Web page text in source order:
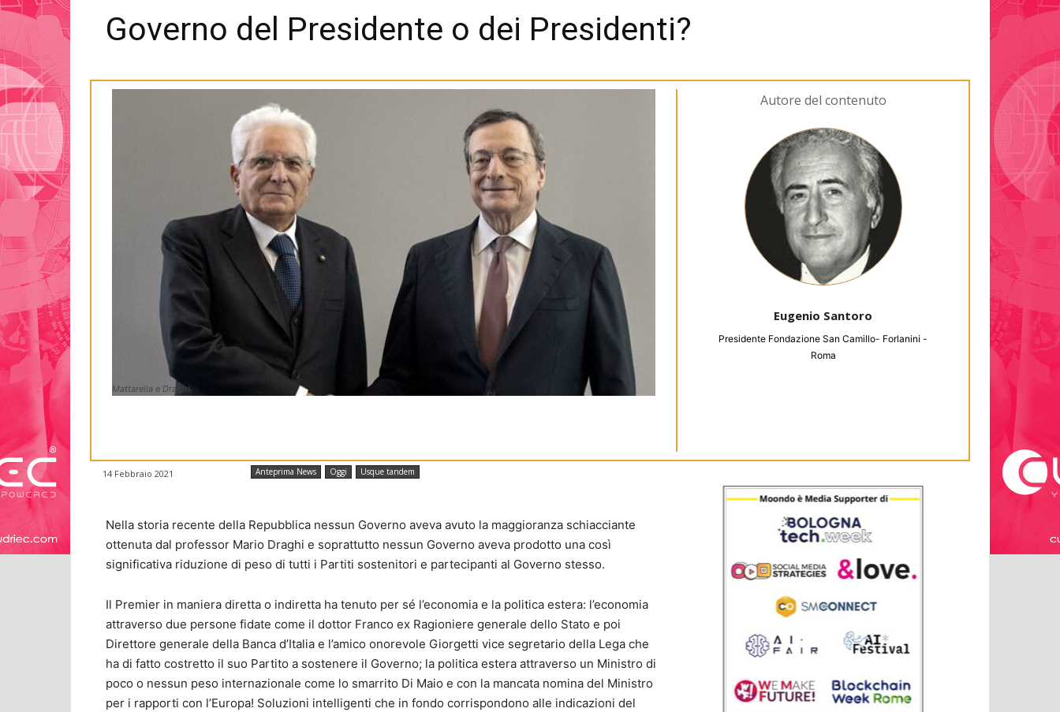
Governo del Presidente o dei Presidenti?
Mattarella e Draghi
Autore del contenuto
Eugenio Santoro
Presidente Fondazione San Camillo- Forlanini -
Roma
14 Febbraio 2021 Anteprima News Oggi Usque tandem
Nella storia recente della Repubblica nessun Governo aveva avuto la maggioranza schiacciante
ottenuta dal professor Mario Draghi e soprattutto nessun Governo aveva prodotto una così
significativa riduzione di peso di tutti i Partiti sostenitori e partecipanti al Governo stesso.
Il Premier in maniera diretta o indiretta ha tenuto per sé l’economia e la politica estera: l’economia
attraverso due persone fidate come il dottor Franco ex Ragioniere generale dello Stato e poi
Direttore generale della Banca d’Italia e l’amico onorevole Giorgetti vice segretario della Lega che
ha di fatto costretto il suo Partito a sostenere il Governo; la politica estera attraverso un Ministro di
poco o nessun peso internazionale come lo smarrito Di Maio e con la mancata nomina del Ministro
per i rapporti con l’Europa! Soluzioni intelligenti che in fondo corrispondono alle indicazioni del